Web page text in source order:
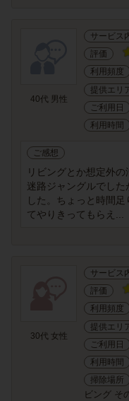
40代 男性
サービス
評価
利用頻度
提供エリ
ご利用日
利用時間
ご感想
リビングとか想定外
迷路ジャングルでした
した。ちょっと時間
てやりきってもらえ...
30代 女性
サービス
評価
利用頻度
提供エリ
ご利用日
利用時間
掃除場所
ビング そ